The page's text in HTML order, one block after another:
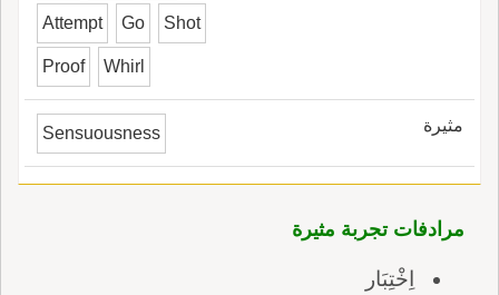
Attempt Go Shot
Proof Whirl
مثيرة Sensuousness
مرادفات تجربة مثيرة
اِخْتِبَار